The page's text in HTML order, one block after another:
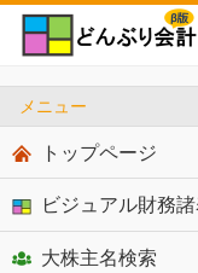
メニュー
トップページ
ビジュアル財務
大株主名検索